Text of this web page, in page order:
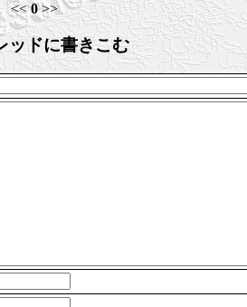
<<0>>
ッドに書きこむ